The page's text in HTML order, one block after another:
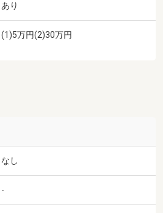
あり
(1)5万円(2)30万円
なし
-